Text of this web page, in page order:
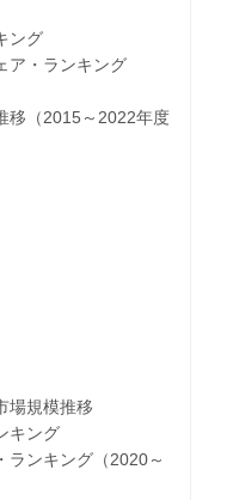
ング
・ランキング
2015～2022年度
規模推移
ング
キング（2020～